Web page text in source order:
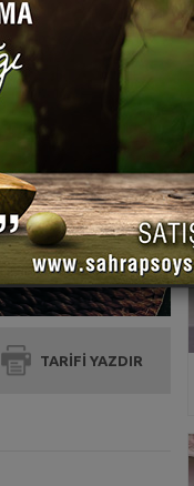
TARİFİ YAZDIR